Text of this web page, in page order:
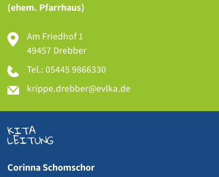
(ehem. Pfarrhaus)
Am Friedhof 1
49457 Drebber
Tel.: 05445 9866330
KITA
LEITUNG
Corinna Schomschor